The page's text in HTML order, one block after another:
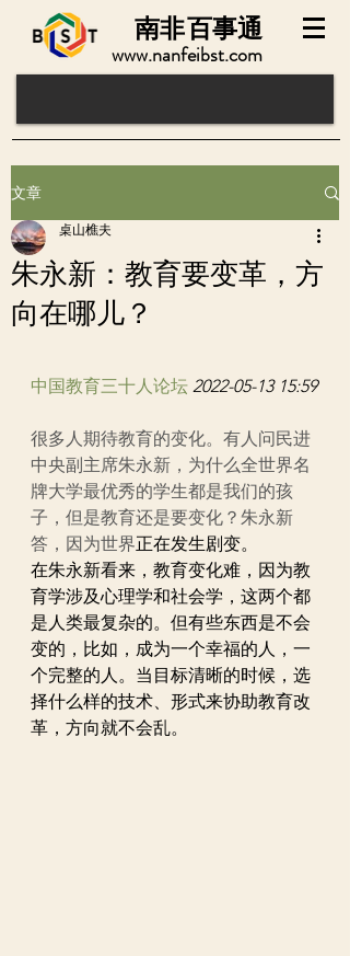
www.nanfeibst.com
百事通
南非
文章
朱永新：教育要变革，方
向在哪儿？
桌山樵夫
中国教育三十人论坛 2022-05-13 15:59
很多人期待教育的变化。有人问民进
中央副主席朱永新，为什么全世界名
牌大学最优秀的学生都是我们的孩
子，但是教育还是要变化？朱永新
答，因为世界正在发生剧变。
在朱永新看来，教育变化难，因为教
育学涉及心理学和社会学，这两个都
是人类最复杂的。但有些东西是不会
变的，比如，成为一个幸福的人，一
个完整的人。当目标清晰的时候，选
择什么样的技术、形式来协助教育改
革，方向就不会乱。